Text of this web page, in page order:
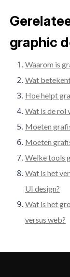
graphic
Waarom is
Wat
Hoe helpt
Wat is de rol
Moeten
Moeten
Welke tools
Wat is het
UI design?
Wat is het
versus web?